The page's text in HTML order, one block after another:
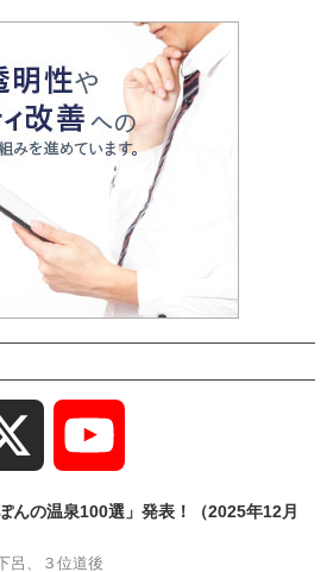
Channel
んの温泉100選」発表！（2025年12月
呂、３位道後